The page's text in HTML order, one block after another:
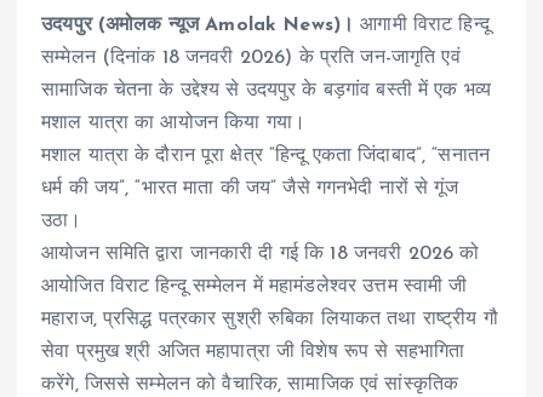
उदयपुर (अमोलक न्यूज Amolak News)।आगामी विराट हिन्दू
सम्मेलन (दिनांक 18 जनवरी 2026) के प्रति जन-जागृति एवं
सामाजिक चेतना के उद्देश्य से उदयपुर के बड़गांव बस्ती में एक भव्य
मशाल यात्रा का आयोजन किया गया।
मशाल यात्रा के दौरान पूरा क्षेत्र “हिन्दू एकता जिंदाबाद”, “सनातन
धर्म की जय”, “भारत माता की जय” जैसे गगनभेदी नारों से गूंज
उठा।
आयोजन समिति द्वारा जानकारी दी गई कि 18 जनवरी 2026 को
आयोजित विराट हिन्दू सम्मेलन में महामंडलेश्वर उत्तम स्वामी जी
महाराज, प्रसिद्ध पत्रकार सुश्री रुबिका लियाकत तथा राष्ट्रीय गौ
सेवा प्रमुख श्री अजित महापात्रा जी विशेष रूप से सहभागिता
करेंगे, जिससे सम्मेलन को वैचारिक, सामाजिक एवं सांस्कृतिक